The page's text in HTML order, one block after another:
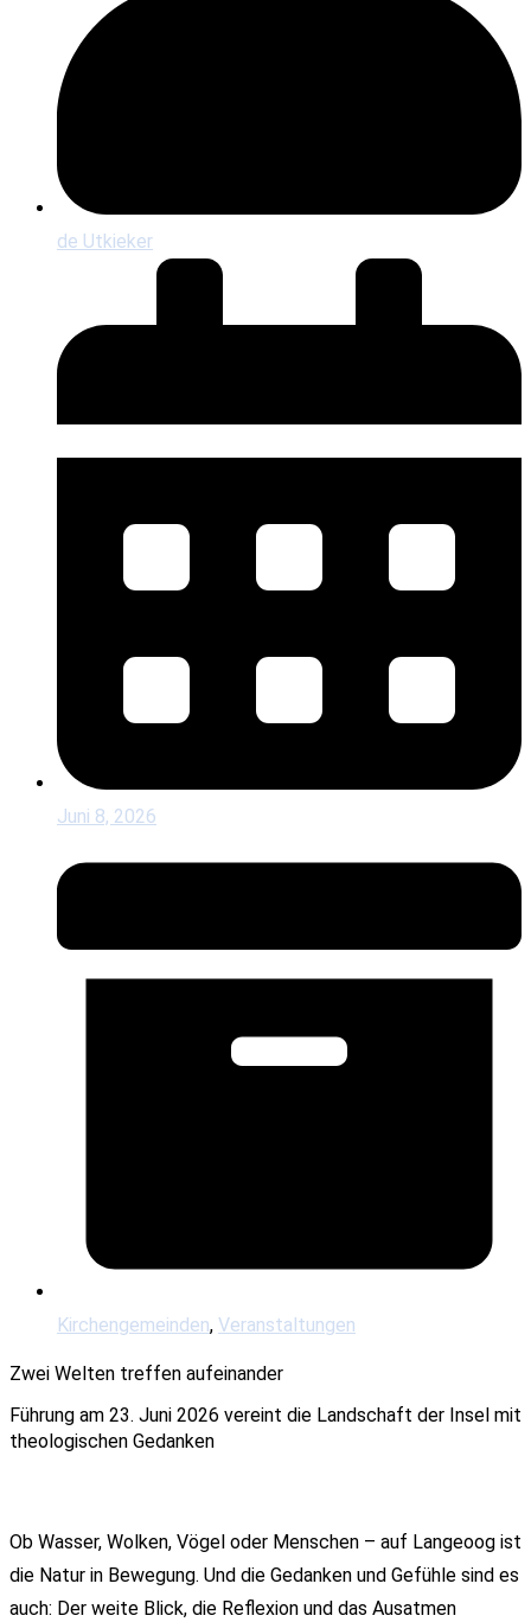
de Utkieker
Juni 8, 2026
Kirchengemeinden, Veranstaltungen
Zwei Welten treffen aufeinander
Führung am 23. Juni 2026 vereint die Landschaft der Insel mit
theologischen Gedanken
Ob Wasser, Wolken, Vögel oder Menschen – auf Langeoog ist
die Natur in Bewegung. Und die Gedanken und Gefühle sind es
auch: Der weite Blick, die Reflexion und das Ausatmen